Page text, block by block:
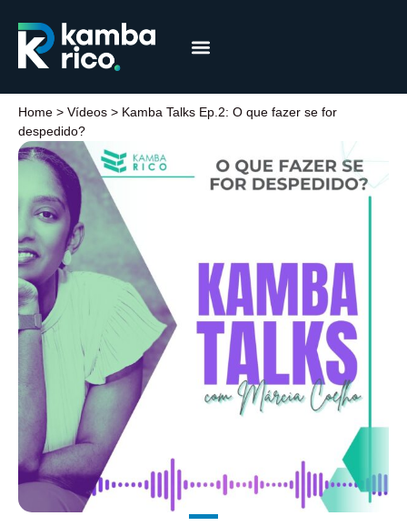
Home > Vídeos > Kamba Talks Ep.2: O que fazer se for
despedido?